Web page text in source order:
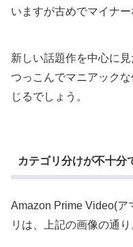
いますが古めでマイナー
新しい話題作を中心に
つっこんでマニアック
じるでしょう。
カテゴリ分けが不十分
Amazon Prime Video(ア
リは、上記の画像の通り